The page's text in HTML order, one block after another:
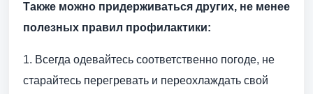
Также можно придерживаться других, не менее
полезных правил профилактики:
1. Всегда одевайтесь соответственно погоде, не
старайтесь перегревать и переохлаждать свой